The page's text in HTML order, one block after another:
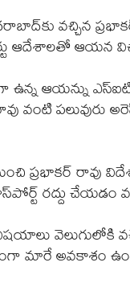
వచ్చిన
ఆదేశాలతో ఆయన
ఆయన్ను
వంటి పలువురు
ప్రభాకర్ రావు
రద్దు చేయడం
వెలుగులోకి
మారే అవకాశం